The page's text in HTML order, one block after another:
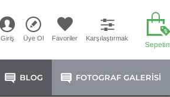
Giriş Üye Ol Favoriler Karşılaştırmak
BLOG FOTOGRAF GALERISI